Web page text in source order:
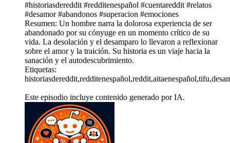
#historiasdereddit #redditenespañol #cuentareddit #relatos
#desamor #abandonos #superacion #emociones
Resumen: Un hombre narra la dolorosa experiencia de ser
abandonado por su cónyuge en un momento crítico de su
vida. La desolación y el desamparo lo llevaron a reflexionar
sobre el amor y la traición. Su historia es un viaje hacia la
sanación y el autodescubrimiento.
Etiquetas:
Este episodio incluye contenido generado por IA.